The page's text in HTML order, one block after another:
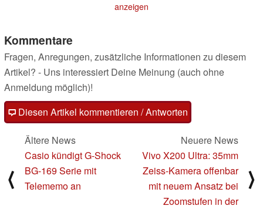
anzeigen
Kommentare
Fragen, Anregungen, zusätzliche Informationen zu diesem
Artikel? - Uns interessiert Deine Meinung (auch ohne
Anmeldung möglich)!
Diesen Artikel kommentieren / Antworten
⟨
Ältere News
Casio kündigt G-Shock
BG-169 Serie mit
Telememo an
Neuere News
Vivo X200 Ultra: 35mm
Zeiss-Kamera offenbar
mit neuem Ansatz bei
Zoomstufen in der
⟩